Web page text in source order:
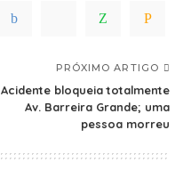
PRÓXIMO ARTIGO
Acidente bloqueia totalmente
Av. Barreira Grande; uma
pessoa morreu